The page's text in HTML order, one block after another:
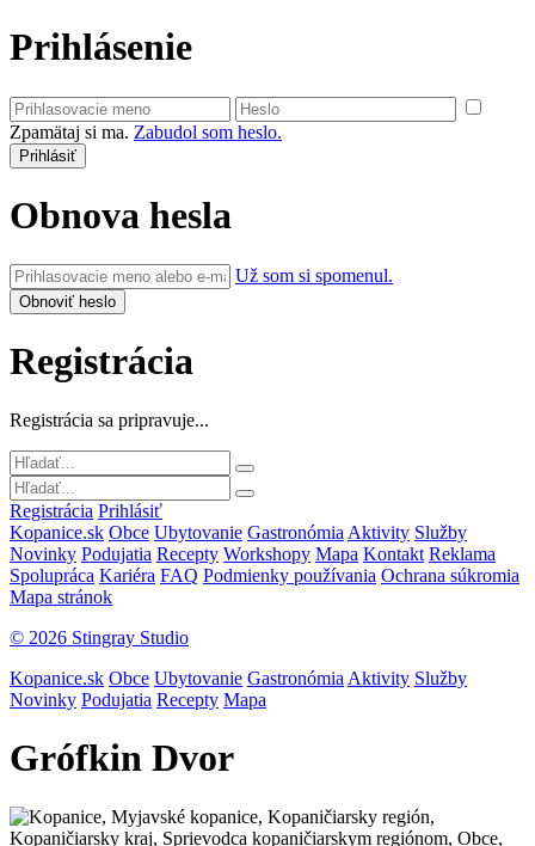
Prihlásenie
Zpamätaj si ma. Zabudol som heslo.
Obnova hesla
Už som si spomenul.
Registrácia
Registrácia sa pripravuje...
Registrácia Prihlásiť
Kopanice.sk Obce Ubytovanie Gastronómia Aktivity Služby
Novinky Podujatia Recepty Workshopy Mapa Kontakt Reklama
Spolupráca Kariéra FAQ Podmienky používania Ochrana súkromia
Mapa stránok
© 2026 Stingray Studio
Kopanice.sk Obce Ubytovanie Gastronómia Aktivity Služby
Novinky Podujatia Recepty Mapa
Grófkin Dvor